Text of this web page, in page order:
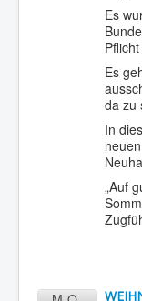
Es
Es
da zu
In
„Auf